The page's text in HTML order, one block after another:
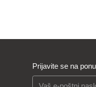
Prijavite se na